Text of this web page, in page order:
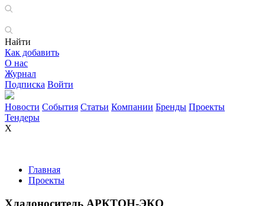
Найти
Как добавить
О нас
Журнал
Подписка Войти
Новости События Статьи Компании Бренды Проекты
Тендеры
X
Главная
Проекты
Хладоноситель АРКТОН-ЭКО